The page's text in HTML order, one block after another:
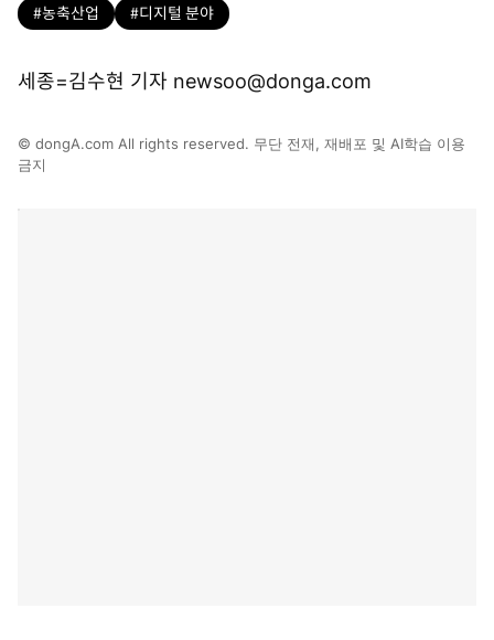
#농축산업 #디지털 분야
세종=김수현 기자 newsoo@donga.com
© dongA.com All rights reserved. 무단 전재, 재배포 및 AI학습 이용
금지